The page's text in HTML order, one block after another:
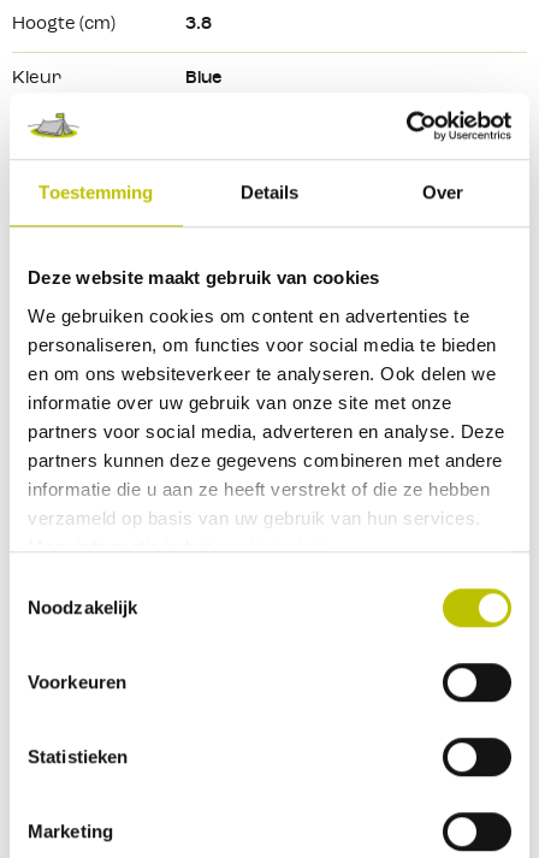
Toestemming Details Over
Deze website maakt gebruik van cookies
We gebruiken cookies om content en advertenties te
personaliseren, om functies voor social media te bieden
en om ons websiteverkeer te analyseren. Ook delen we
informatie over uw gebruik van onze site met onze
partners voor social media, adverteren en analyse. Deze
partners kunnen deze gegevens combineren met andere
informatie die u aan ze heeft verstrekt of die ze hebben
verzameld op basis van uw gebruik van hun services.
Meer informatie in hetcookiebeleid.
Noodzakelijk
Voorkeuren
Statistieken
Marketing
Hoogte (cm) 3.8
Kleur Blue
Kleurtint
Bekijk alle specificaties
Reviews
0 Beoordeling
9 0
Deel je ervaringen met andere klanten.
Beoordeling schrijven
inzichten.